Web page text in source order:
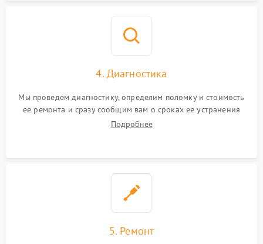
4. Диагностика
Мы проведем диагностику, определим поломку и стоимость
ее ремонта и сразу сообщим вам о сроках ее устранения
Подробнее
5. Ремонт